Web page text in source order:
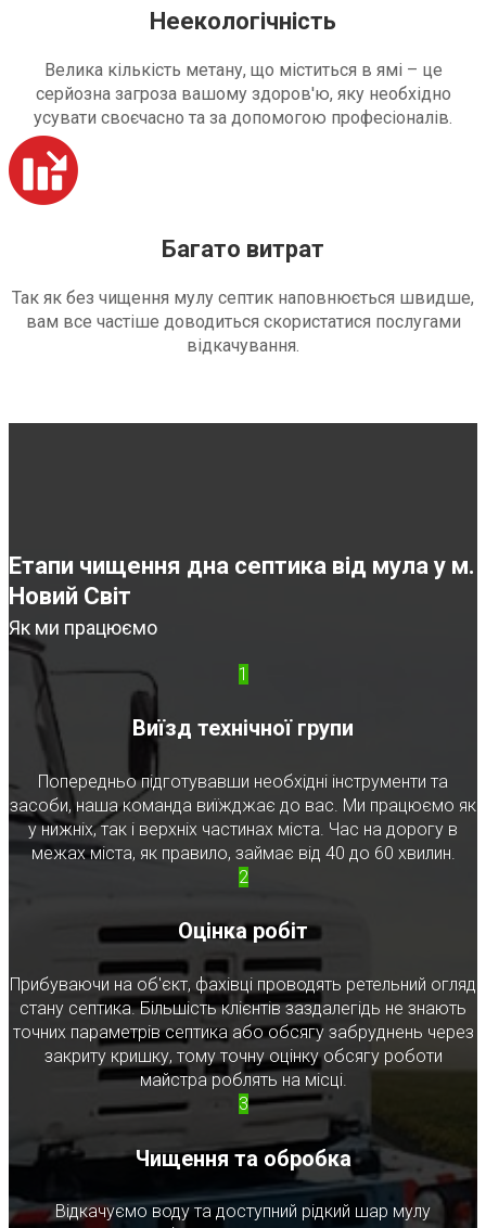
Неекологічність
Велика кількість метану, що міститься в ямі – це
серйозна загроза вашому здоров'ю, яку необхідно
усувати своєчасно та за допомогою професіоналів.
Багато витрат
Так як без чищення мулу септик наповнюється швидше,
вам все частіше доводиться скористатися послугами
відкачування.
Етапи чищення дна септика від мула у м.
Новий Світ
Як ми працюємо
1
Виїзд технічної групи
Попередньо підготувавши необхідні інструменти та
засоби, наша команда виїжджає до вас. Ми працюємо як
у нижніх, так і верхніх частинах міста. Час на дорогу в
межах міста, як правило, займає від 40 до 60 хвилин.
2
Оцінка робіт
Прибуваючи на об'єкт, фахівці проводять ретельний огляд
стану септика. Більшість клієнтів заздалегідь не знають
точних параметрів септика або обсягу забруднень через
закриту кришку, тому точну оцінку обсягу роботи
майстра роблять на місці.
3
Чищення та обробка
Відкачуємо воду та доступний рідкий шар мулу